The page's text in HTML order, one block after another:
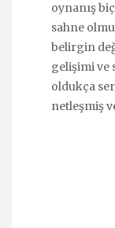
oynanış
sahne
belirgin
gelişimi ve
oldukça
netleşmiş